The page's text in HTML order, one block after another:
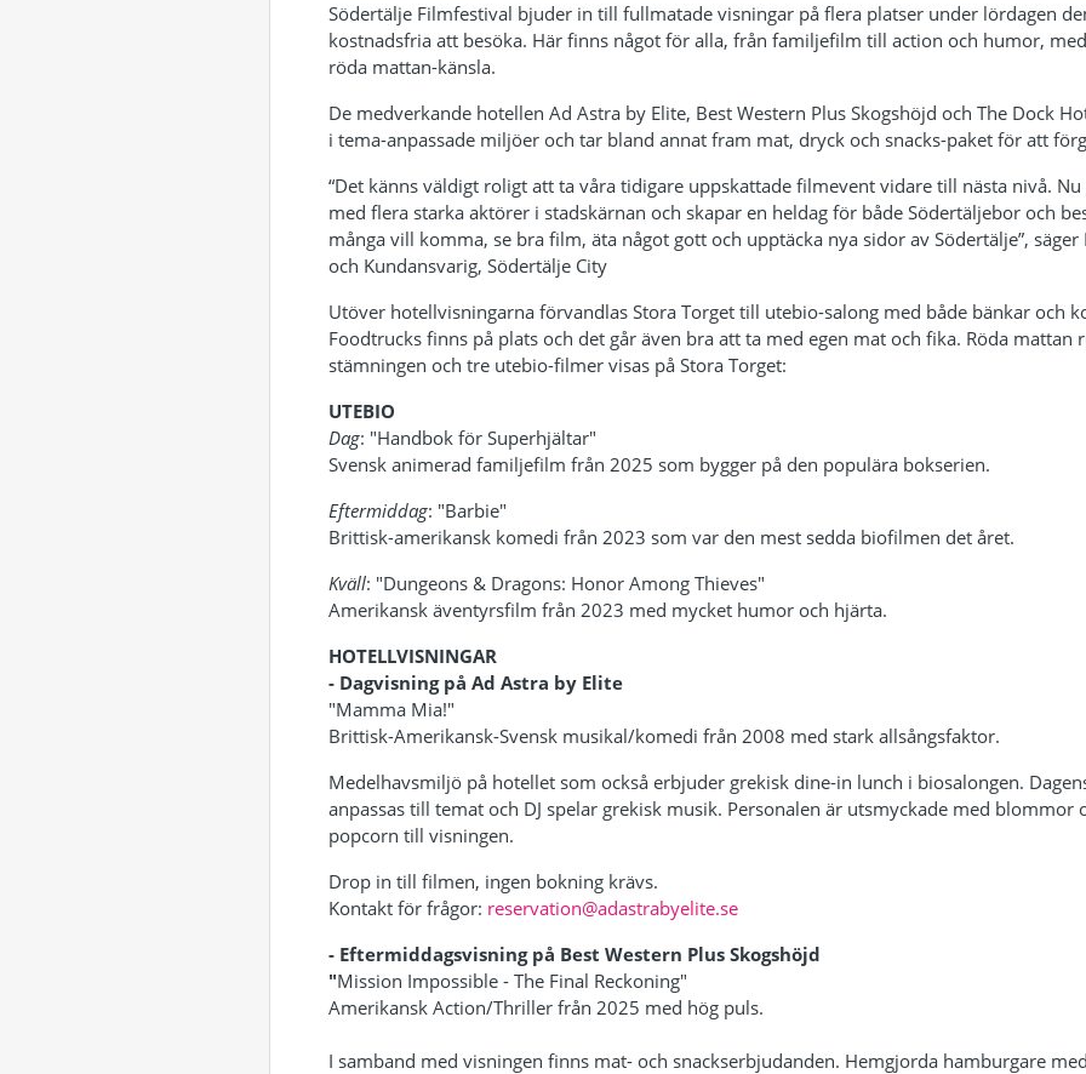
Södertälje Filmfestival bjuder in till fullmatade visningar på flera platser under lördagen
kostnadsfria att besöka. Här finns något för alla, från familjefilm till action och humor,
röda mattan-känsla.
De medverkande hotellen Ad Astra by Elite, Best Western Plus Skogshöjd och The Dock
i tema-anpassade miljöer och tar bland annat fram mat, dryck och snacks-paket för att
“Det känns väldigt roligt att ta våra tidigare uppskattade filmevent vidare till nästa nivå.
med flera starka aktörer i stadskärnan och skapar en heldag för både Södertäljebor och
många vill komma, se bra film, äta något gott och upptäcka nya sidor av Södertälje”, säger
och Kundansvarig, Södertälje City
Utöver hotellvisningarna förvandlas Stora Torget till utebio-salong med både bänkar och
Foodtrucks finns på plats och det går även bra att ta med egen mat och fika. Röda mattan
stämningen och tre utebio-filmer visas på Stora Torget:
UTEBIO
Dag: "Handbok för Superhjältar"
Svensk animerad familjefilm från 2025 som bygger på den populära bokserien.
Eftermiddag: "Barbie"
Brittisk-amerikansk komedi från 2023 som var den mest sedda biofilmen det året.
Kväll: "Dungeons & Dragons: Honor Among Thieves"
Amerikansk äventyrsfilm från 2023 med mycket humor och hjärta.
HOTELLVISNINGAR
- Dagvisning på Ad Astra by Elite
"Mamma Mia!"
Brittisk-Amerikansk-Svensk musikal/komedi från 2008 med stark allsångsfaktor.
Medelhavsmiljö på hotellet som också erbjuder grekisk dine-in lunch i biosalongen.
anpassas till temat och DJ spelar grekisk musik. Personalen är utsmyckade med blommor
popcorn till visningen.
Drop in till filmen, ingen bokning krävs.
Kontakt för frågor: reservation@adastrabyelite.se
- Eftermiddagsvisning på Best Western Plus Skogshöjd
"Mission Impossible - The Final Reckoning"
Amerikansk Action/Thriller från 2025 med hög puls.
I samband med visningen finns mat- och snackserbjudanden. Hemgjorda hamburgare